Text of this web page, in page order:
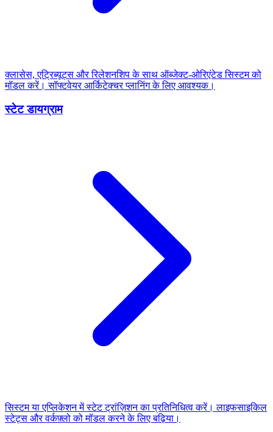
क्लासेस, एट्रिब्यूट्स और रिलेशनशिप के साथ ऑब्जेक्ट-ओरिएंटेड सिस्टम को
मॉडल करें। सॉफ्टवेयर आर्किटेक्चर प्लानिंग के लिए आवश्यक।
स्टेट डायग्राम
सिस्टम या एप्लिकेशन में स्टेट ट्रांज़िशन का प्रतिनिधित्व करें। लाइफसाइकिल
स्टेट्स और वर्कफ़्लो को मॉडल करने के लिए बढ़िया।